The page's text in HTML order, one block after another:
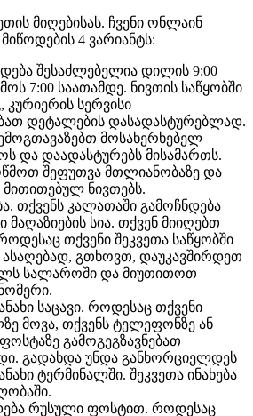
მიღებისას. ჩვენი ონლაინ
4 ვარიანტს:
შესაძლებელია დილის 9:00
7:00 საათამდე. ნივთის საწყობში
კურიერის სერვისი
დეტალების დასადასტურებლად.
მოსახერხებელ
და დაადასტურებს მისამართს.
შეფუთვა მთლიანობაზე და
მითითებულ ნივთებს.
თქვენს კალათაში გამოჩნდება
მაღაზიების სია. თქვენ მიიღებთ
თქვენი შეკვეთა საწყობში
ასაღებად, გთხოვთ, დაუკავშირდეთ
სალაროში და მიუთითოთ
საცავი. როდესაც თქვენი
მოვა, თქვენს ტელეფონზე ან
გამოგეგზავნებათ
გადახდა უნდა განხორციელდეს
ტერმინალში. შეკვეთა ინახება
რუსული ფოსტით. როდესაც